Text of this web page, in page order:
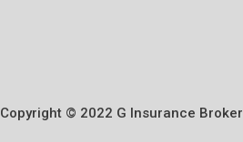
Copyright © 2022 G Insurance